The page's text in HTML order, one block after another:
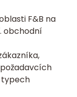
F&B na
obchodní
typech